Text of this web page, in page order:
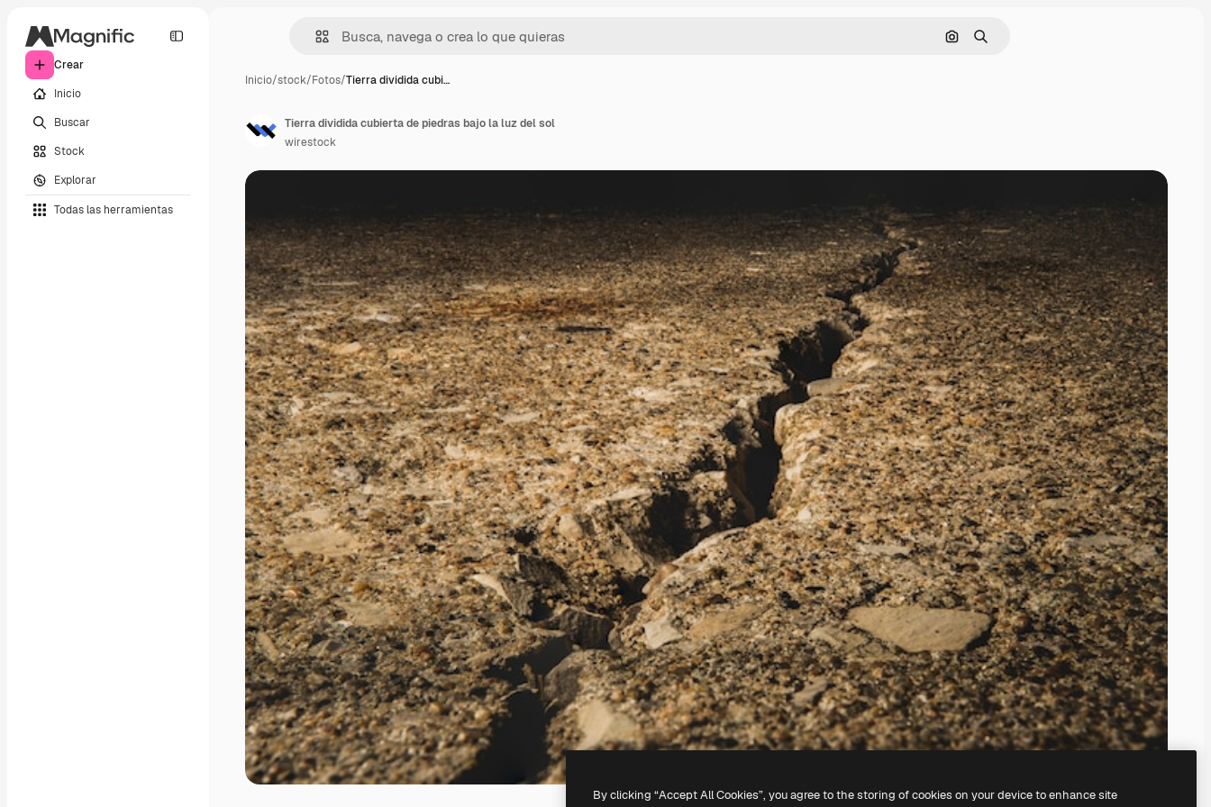
Crear
Inicio
Buscar
Stock
Explorar
Todas las herramientas
Buscar por imagen
Buscar
Inicio/stock/Fotos/Tierra dividida cubi…
Tierra dividida cubierta de piedras bajo la luz del sol
wirestock
By clicking “Accept All Cookies”, you agree to the storing of cookies on your device to enhance site